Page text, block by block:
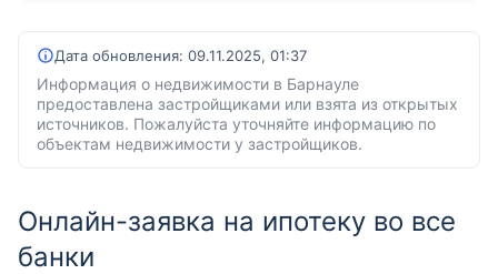
Дата обновления: 09.11.2025, 01:37
Информация о недвижимости в Барнауле
предоставлена застройщиками или взята из открытых
источников. Пожалуйста уточняйте информацию по
объектам недвижимости у застройщиков.
Онлайн-заявка на ипотеку во все
банки